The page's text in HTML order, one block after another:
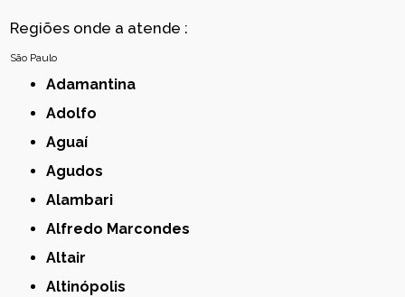
Regiões onde a atende :
São Paulo
Adamantina
Adolfo
Aguaí
Agudos
Alambari
Alfredo Marcondes
Altair
Altinópolis